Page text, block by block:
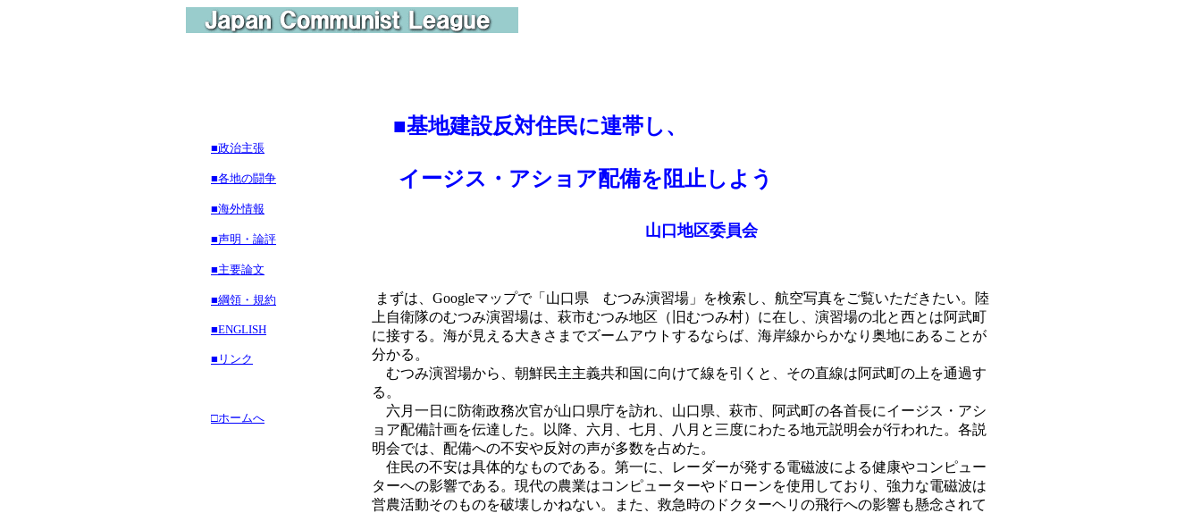
■政治主張
■各地の闘争
■海外情報
■声明・論評
■主要論文
■綱領・規約
■ENGLISH
■リンク
□ホームへ
■基地建設反対住民に連帯し、
イージス・アショア配備を阻止しよう
山口地区委員会
まずは、Googleマップで「山口県 むつみ演習場」を検索し、航空写真をご覧いただきたい。陸
上自衛隊のむつみ演習場は、萩市むつみ地区（旧むつみ村）に在し、演習場の北と西とは阿武町
に接する。海が見える大きさまでズームアウトするならば、海岸線からかなり奥地にあることが
分かる。
むつみ演習場から、朝鮮民主主義共和国に向けて線を引くと、その直線は阿武町の上を通過す
る。
六月一日に防衛政務次官が山口県庁を訪れ、山口県、萩市、阿武町の各首長にイージス・アシ
ョア配備計画を伝達した。以降、六月、七月、八月と三度にわたる地元説明会が行われた。各説
明会では、配備への不安や反対の声が多数を占めた。
住民の不安は具体的なものである。第一に、レーダーが発する電磁波による健康やコンピュー
ターへの影響である。現代の農業はコンピューターやドローンを使用しており、強力な電磁波は
営農活動そのものを破壊しかねない。また、救急時のドクターヘリの飛行への影響も懸念されて